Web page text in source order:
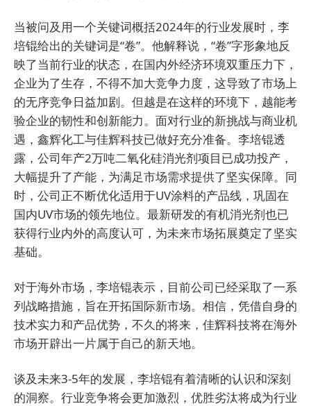
当被问及用一个关键词概括2024年的行业发展时，李
培锟给出的关键词是“卷”。他解释说，“卷”字形象地反
映了当前行业的状态，在国内外经济环境双重压力下，
企业为了生存，不得不加大竞争力度，这导致了市场上
的无序竞争日益加剧。但越是在这样的环境下，越能考
验企业的韧性和创新能力。面对行业的新挑战与商业机
遇，鑫辉化工与佳辉科技已做好充分准备。李培锟透
露，公司年产2万吨二氧化硅消光剂项目已成功投产，
大幅提升了产能，为满足市场需求提供了坚实保障。同
时，公司正不断优化适用于UV涂料的产品线，巩固在
国内UV市场的领先地位。最新研发的有机消光剂也已
获得行业内外的高度认可，为未来市场拓展奠定了坚实
基础。
对于海外市场，李培锟表示，目前公司已经采取了一系
列战略措施，旨在开拓国际新市场。相信，凭借自身的
技术实力和产品优势，不久的将来，佳辉科技将在海外
市场开辟出一片属于自己的新天地。
谈及未来3-5年的发展，李培锟有着清晰的认识和深刻
的洞察。行业竞争将会更加激烈，优胜劣汰将成为行业